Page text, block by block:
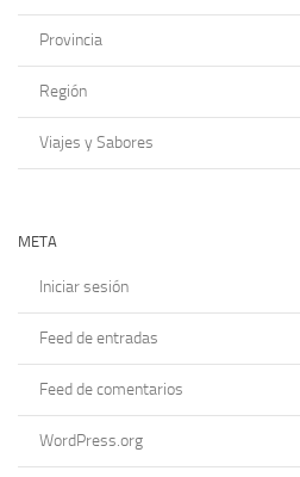
Provincia
Región
Viajes y Sabores
META
Iniciar sesión
Feed de entradas
Feed de comentarios
WordPress.org